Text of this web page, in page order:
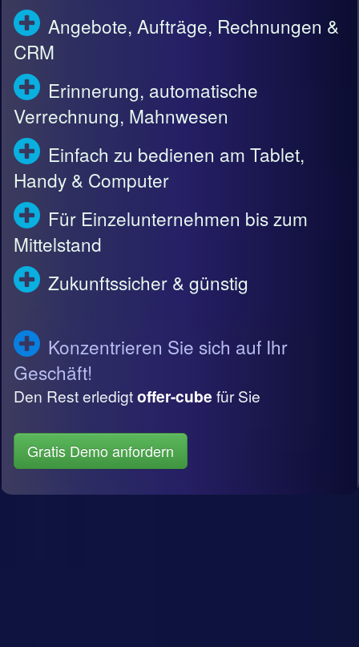
Angebote, Aufträge, Rechnungen &
CRM
Erinnerung, automatische
Verrechnung, Mahnwesen
Einfach zu bedienen am Tablet,
Handy & Computer
Für Einzelunternehmen bis zum
Mittelstand
Zukunftssicher & günstig
Konzentrieren Sie sich auf Ihr
Geschäft!
Den Rest erledigtoffer-cube für Sie
Gratis Demo anfordern